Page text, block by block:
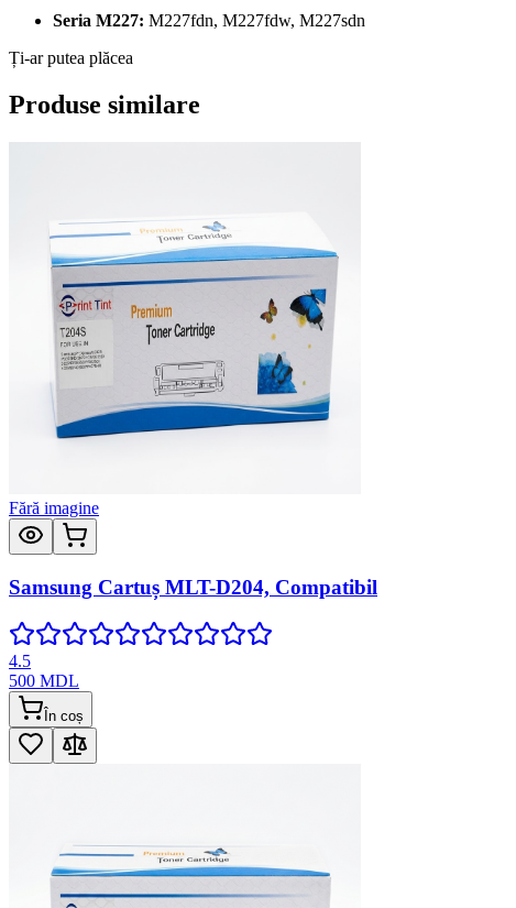
Seria M227: M227fdn, M227fdw, M227sdn
Ți-ar putea plăcea
Produse similare
Fără imagine
Samsung Cartuș MLT-D204, Compatibil
4.5
500 MDL
În coș